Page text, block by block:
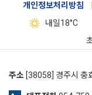
개인정보처리방침
내일18°C
주소 [38058] 경주시 충